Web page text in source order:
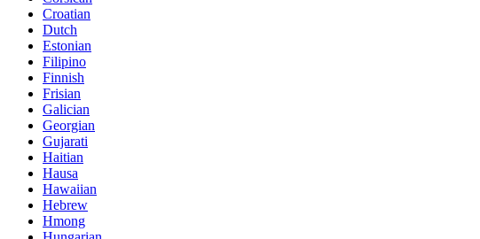
Croatian
Dutch
Estonian
Filipino
Finnish
Frisian
Galician
Georgian
Gujarati
Haitian
Hausa
Hawaiian
Hebrew
Hmong